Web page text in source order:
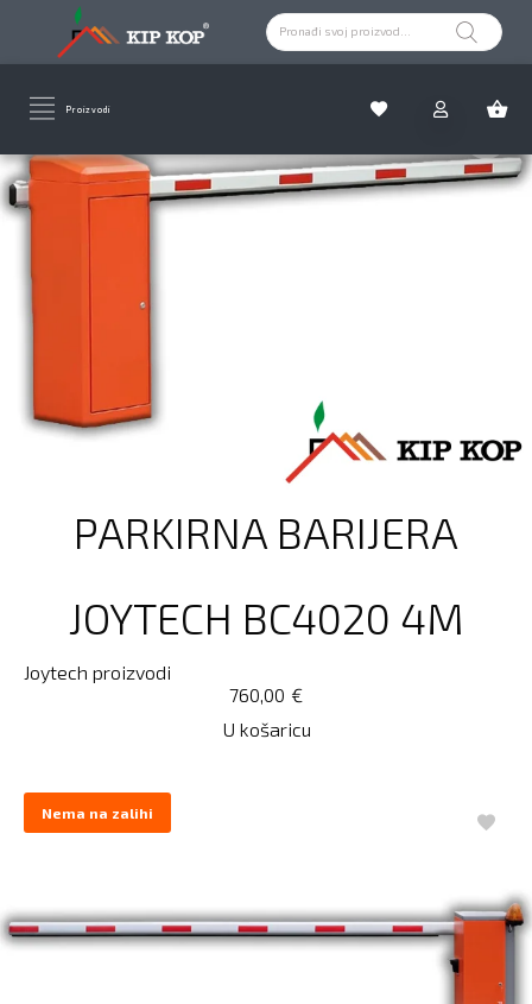
Proizvodi
PARKIRNA BARIJERA
JOYTECH BC4020 4M
Joytech proizvodi
€
760,00
U košaricu
Nema na zalihi